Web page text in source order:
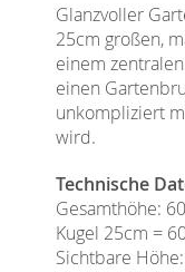
Glanzvoller
25cm großen,
einem
einen
unkompliziert
wird.
Technische
Gesamthöhe:
Kugel 25cm =
Sichtbare